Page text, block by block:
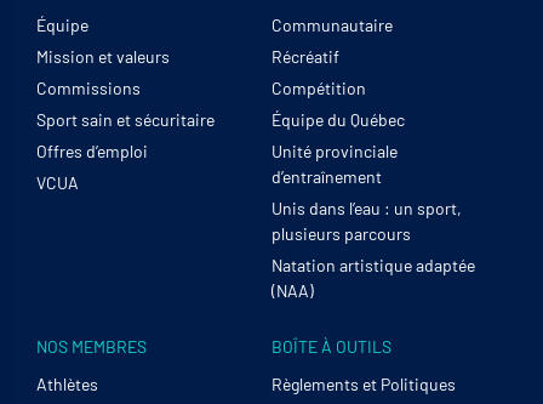
Équipe
Mission et valeurs
Commissions
Sport sain et sécuritaire
Offres d’emploi
VCUA
Communautaire
Récréatif
Compétition
Équipe du Québec
Unité provinciale
d’entraînement
Unis dans l’eau : un sport,
plusieurs parcours
Natation artistique adaptée
(NAA)
NOS MEMBRES
Athlètes
BOÎTE À OUTILS
Règlements et Politiques